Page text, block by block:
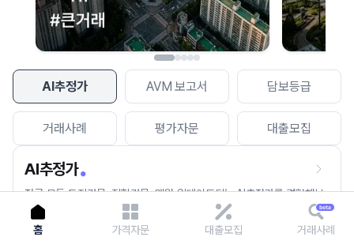
AI추정가 AVM 보고서 담보등급
거래사례 평가자문 대출모집
AI추정가
전국 모든 토지건물, 집합건물, 매월 업데이트되는 AI추정가를 경험해보
세요.
홈 가격자문 대출모집 거래사례